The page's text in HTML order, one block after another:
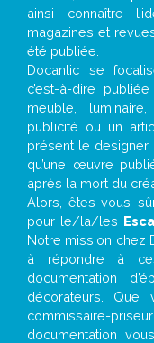
ainsi connaître
magazines et
été publiée.
Docantic se
c’est-à-dire
meuble, luminaire,
publicité ou un
présent le designer
qu’une œuvre
après la mort du
Alors, êtes-vous
pour le/la/les
Notre mission chez
à répondre à
documentation
décorateurs. Que
commissaire-
documentation